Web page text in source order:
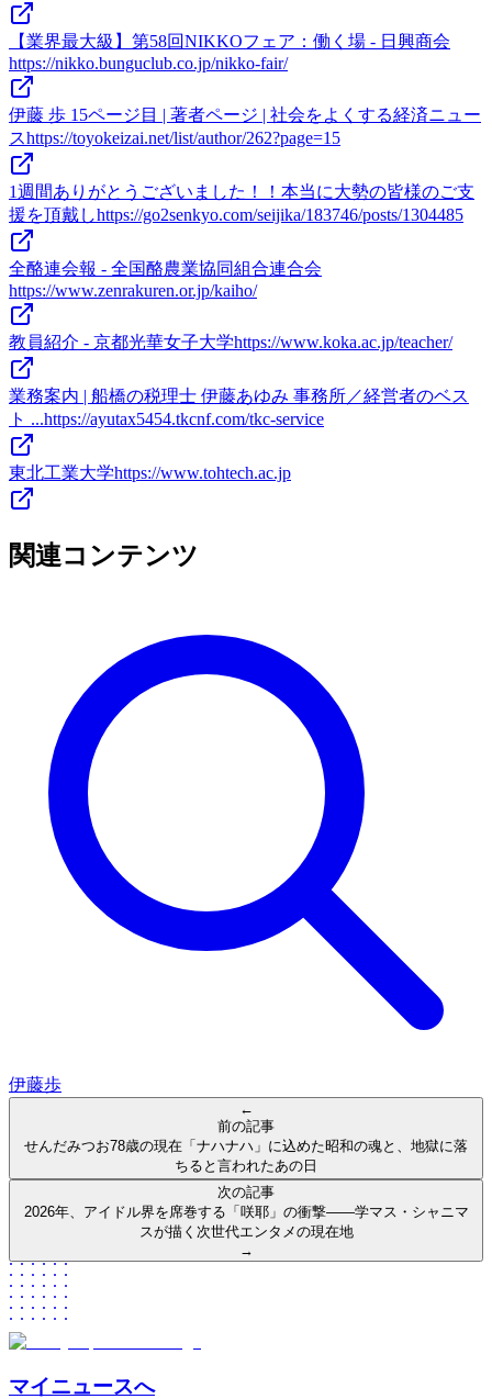
【業界最大級】第58回NIKKOフェア：働く場 - 日興商会
https://nikko.bunguclub.co.jp/nikko-fair/
伊藤 歩 15ページ目 | 著者ページ | 社会をよくする経済ニュー
スhttps://toyokeizai.net/list/author/262?page=15
1週間ありがとうございました！！本当に大勢の皆様のご支
援を頂戴しhttps://go2senkyo.com/seijika/183746/posts/1304485
全酪連会報 - 全国酪農業協同組合連合会
https://www.zenrakuren.or.jp/kaiho/
教員紹介 - 京都光華女子大学https://www.koka.ac.jp/teacher/
業務案内 | 船橋の税理士 伊藤あゆみ 事務所／経営者のベス
ト ...https://ayutax5454.tkcnf.com/tkc-service
東北工業大学https://www.tohtech.ac.jp
関連コンテンツ
伊藤歩
←
前の記事
せんだみつお78歳の現在「ナハナハ」に込めた昭和の魂と、地獄に落
ちると言われたあの日
次の記事
2026年、アイドル界を席巻する「咲耶」の衝撃——学マス・シャニマ
スが描く次世代エンタメの現在地
→
マイニュースへ